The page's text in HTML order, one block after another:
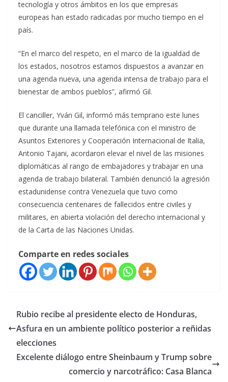
tecnología y otros ámbitos en los que empresas
europeas han estado radicadas por mucho tiempo en el
país.
“En el marco del respeto, en el marco de la igualdad de
los estados, nosotros estamos dispuestos a avanzar en
una agenda nueva, una agenda intensa de trabajo para el
bienestar de ambos pueblos”, afirmó Gil.
El canciller, Yván Gil, informó más temprano este lunes
que durante una llamada telefónica con el ministro de
Asuntos Exteriores y Cooperación Internacional de Italia,
Antonio Tajani, acordaron elevar el nivel de las misiones
diplomáticas al rango de embajadores y trabajar en una
agenda de trabajo bilateral. También denunció la agresión
estadunidense contra Venezuela que tuvo como
consecuencia centenares de fallecidos entre civiles y
militares, en abierta violación del derecho internacional y
de la Carta de las Naciones Unidas.
Comparte en redes sociales
Rubio recibe al presidente electo de Honduras,
Asfura en un ambiente político posterior a reñidas
elecciones
Excelente diálogo entre Sheinbaum y Trump sobre
comercio y narcotráfico: Casa Blanca